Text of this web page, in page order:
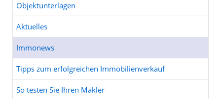
Objektunterlagen
Aktuelles
Immonews
Tipps zum erfolgreichen Immobilienverkauf
So testen Sie Ihren Makler